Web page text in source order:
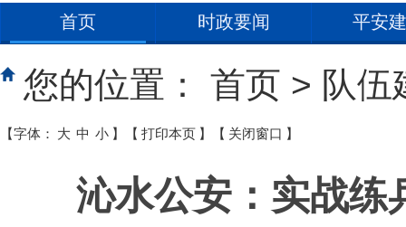
首页 时政要闻 平安
您的位置： 首页 > 队伍
【字体： 大 中 小 】 【 打印本页 】 【 关闭窗口 】
沁水公安：实战练